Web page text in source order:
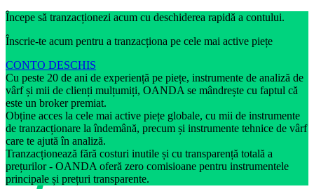
Începe să tranzacționezi acum cu deschiderea rapidă a contului.
Înscrie-te acum pentru a tranzacționa pe cele mai active piețe
CONTO DESCHIS
Cu peste 20 de ani de experiență pe piețe, instrumente de analiză de
vârf și mii de clienți mulțumiți, OANDA se mândrește cu faptul că
este un broker premiat.
Obține acces la cele mai active piețe globale, cu mii de instrumente
de tranzacționare la îndemână, precum și instrumente tehnice de vârf
care te ajută în analiză.
Tranzacționează fără costuri inutile și cu transparență totală a
prețurilor - OANDA oferă zero comisioane pentru instrumentele
principale și prețuri transparente.